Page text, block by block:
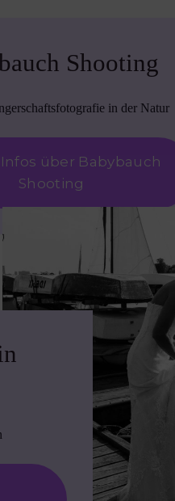
Shooting
in der Natur
über Babybauch
Shooting